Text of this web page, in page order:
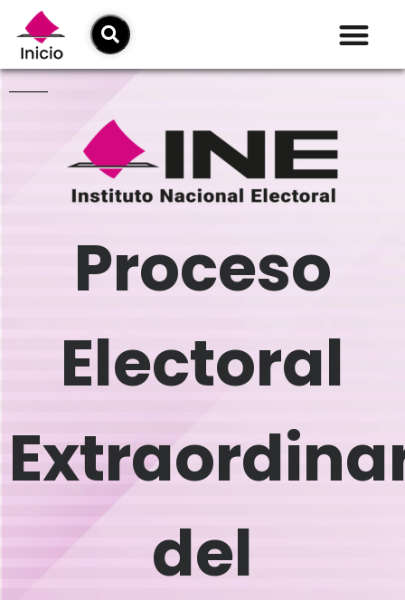
Proceso
Electoral
del